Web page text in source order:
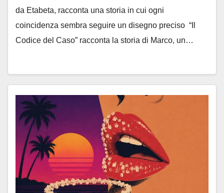
da Etabeta, racconta una storia in cui ogni
coincidenza sembra seguire un disegno preciso “Il
Codice del Caso” racconta la storia di Marco, un…